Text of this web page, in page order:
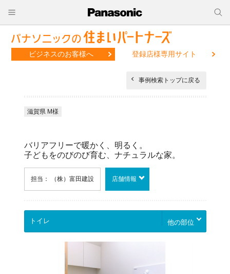
ビジネスのお客様へ 登録店様専用サイト
事例検索トップに戻る
滋賀県 M様
バリアフリーで暖かく、明るく。
子どもをのびのび育む、ナチュラルな家。
担当： （株）富田建設 店舗情報
他の部位